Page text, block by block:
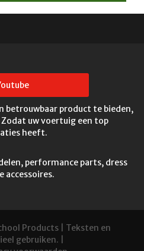
betrouwbaar product te bieden,
uw voertuig een top
heeft.
performance parts, dress
accessoires.
Products | Teksten en
gebruiken. |